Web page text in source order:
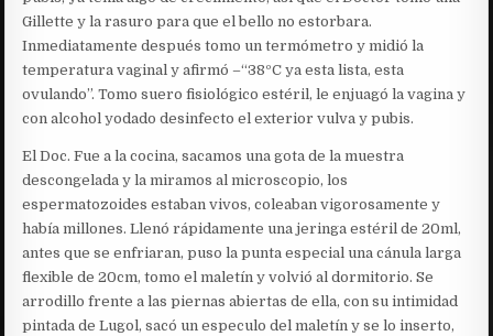
Gillette y la rasuro para que el bello no estorbara.
Inmediatamente después tomo un termómetro y midió la
temperatura vaginal y afirmó –“38ºC ya esta lista, esta
ovulando”. Tomo suero fisiológico estéril, le enjuagó la vagina y
con alcohol yodado desinfecto el exterior vulva y pubis.
El Doc. Fue a la cocina, sacamos una gota de la muestra
descongelada y la miramos al microscopio, los
espermatozoides estaban vivos, coleaban vigorosamente y
había millones. Llenó rápidamente una jeringa estéril de 20ml,
antes que se enfriaran, puso la punta especial una cánula larga
flexible de 20cm, tomo el maletín y volvió al dormitorio. Se
arrodillo frente a las piernas abiertas de ella, con su intimidad
pintada de Lugol, sacó un especulo del maletín y se lo inserto,